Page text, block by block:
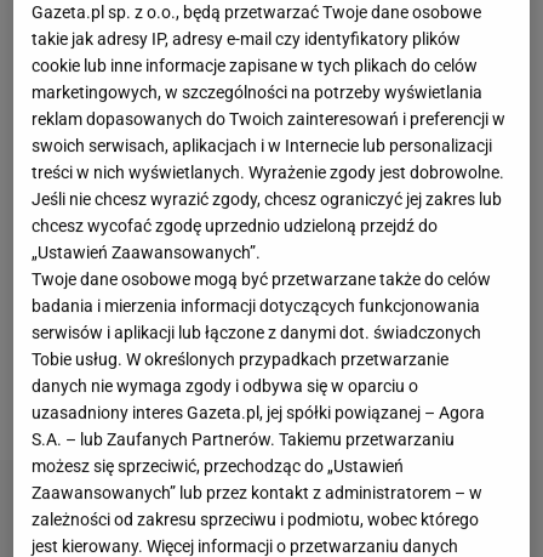
Wydawać by się mogło, żeRobert Lewandowskiw
kontekście rekordów Bundesligi przebił już wszystko
i wszystkich, jednak wciąż są statystyki, w który
Polak nie jest najlepszy. W ostatnich tygodniach 33-
latek pobił rekord liczbymeczówdomowych ze
strzelonym golem.Przed meczem z VfL Bochum
(7:0) napastnik Bayernu Monachium miał ich na
koncie 12. Taki sam wynik w przeszłości osiągali
Gerd Mueller oraz Jupp Heynckes.Po sobotnim
meczu Lewandowski jest samodzielnym liderem -
trafiał już w 13 meczach domowych Bayernu z
rzędu.
Gazeta.pl sp. z o.o., będą przetwarzać Twoje dane osobowe
takie jak adresy IP, adresy e-mail czy identyfikatory plików
cookie lub inne informacje zapisane w tych plikach do celów
marketingowych, w szczególności na potrzeby wyświetlania
reklam dopasowanych do Twoich zainteresowań i preferencji w
swoich serwisach, aplikacjach i w Internecie lub personalizacji
treści w nich wyświetlanych. Wyrażenie zgody jest dobrowolne.
Jeśli nie chcesz wyrazić zgody, chcesz ograniczyć jej zakres lub
chcesz wycofać zgodę uprzednio udzieloną przejdź do
„Ustawień Zaawansowanych”.
Twoje dane osobowe mogą być przetwarzane także do celów
badania i mierzenia informacji dotyczących funkcjonowania
serwisów i aplikacji lub łączone z danymi dot. świadczonych
Tobie usług. W określonych przypadkach przetwarzanie
danych nie wymaga zgody i odbywa się w oparciu o
uzasadniony interes Gazeta.pl, jej spółki powiązanej – Agora
S.A. – lub Zaufanych Partnerów. Takiemu przetwarzaniu
możesz się sprzeciwić, przechodząc do „Ustawień
Zaawansowanych” lub przez kontakt z administratorem – w
zależności od zakresu sprzeciwu i podmiotu, wobec którego
jest kierowany. Więcej informacji o przetwarzaniu danych